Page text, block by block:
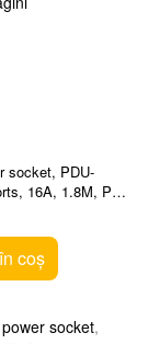
socket, PDU-
16A, 1.8M, PVC
coș